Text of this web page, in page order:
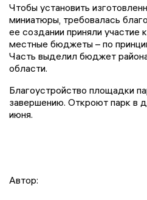
Чтобы установить
миниатюры, требовалась
ее создании приняли участие
местные бюджеты – по
Часть выделил бюджет
области.
Благоустройство площадки
завершению. Откроют парк в
июня.
Автор: